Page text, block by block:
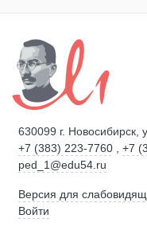
630099 г. Новосибирск,
+7 (383) 223-7760
+7
ped_1@edu54.ru
Версия для
Войти